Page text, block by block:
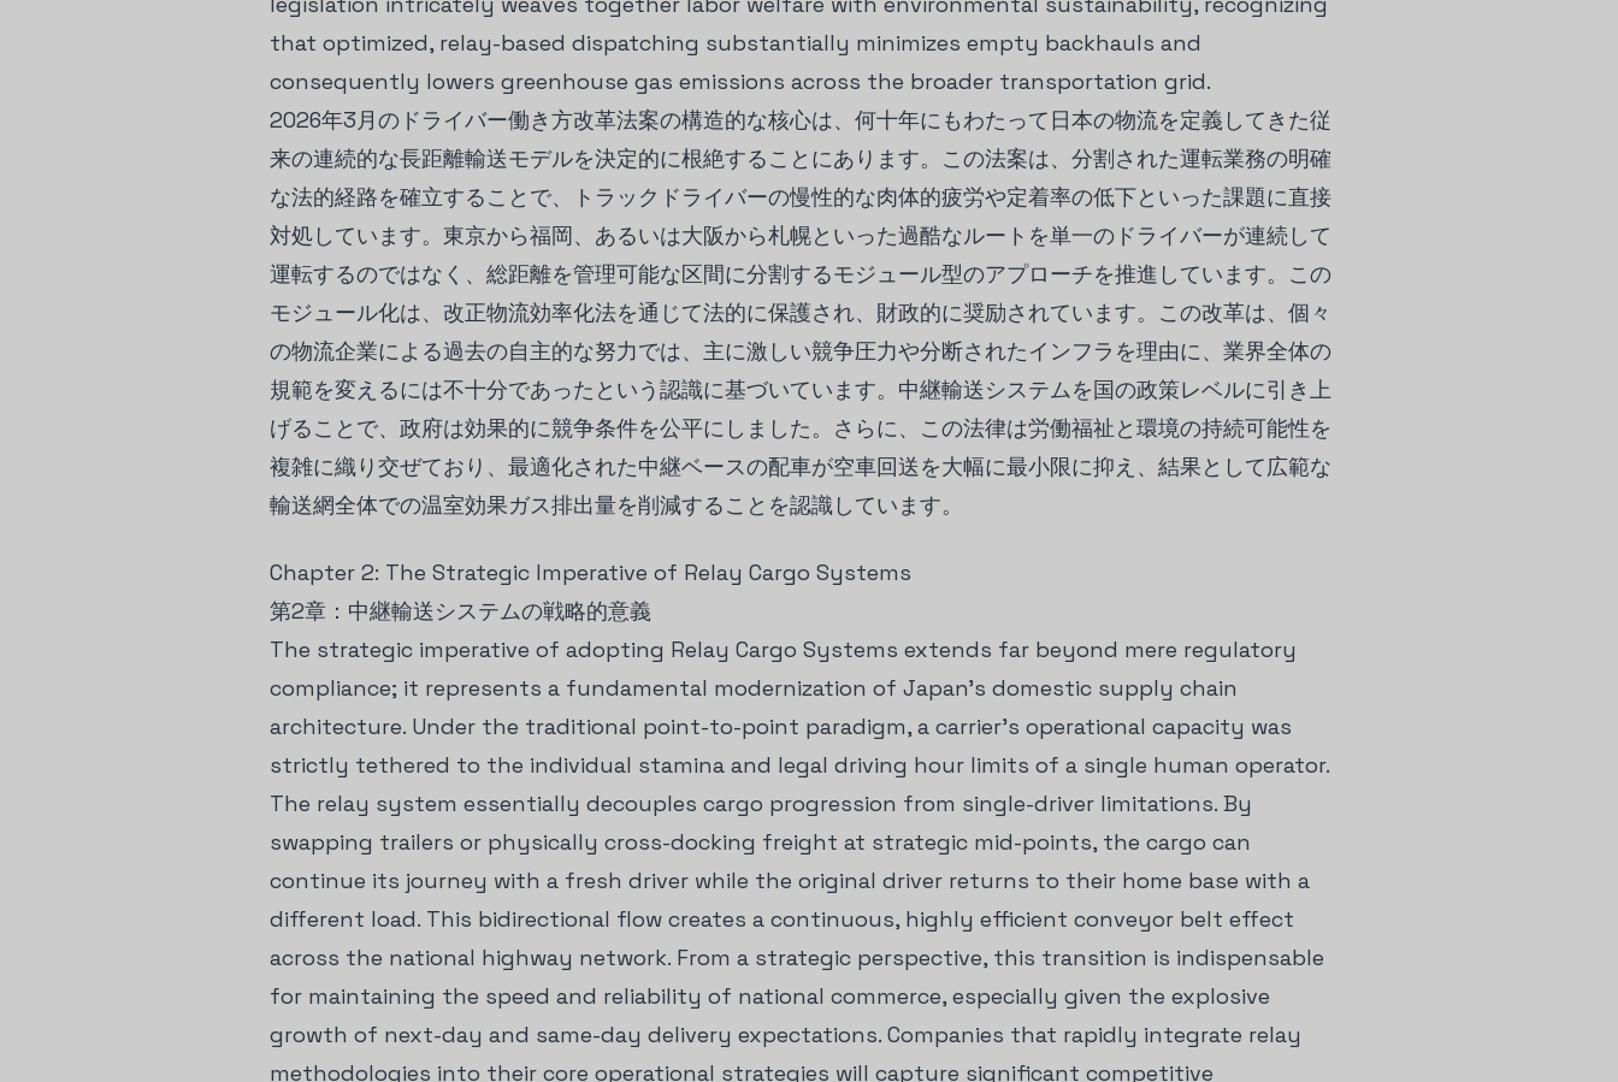
that optimized, relay-based dispatching substantially minimizes empty backhauls and
consequently lowers greenhouse gas emissions across the broader transportation grid.
2026年3月のドライバー働き方改革法案の構造的な核心は、何十年にもわたって日本の物流を定義してきた従
来の連続的な長距離輸送モデルを決定的に根絶することにあります。この法案は、分割された運転業務の明確
な法的経路を確立することで、トラックドライバーの慢性的な肉体的疲労や定着率の低下といった課題に直接
対処しています。東京から福岡、あるいは大阪から札幌といった過酷なルートを単一のドライバーが連続して
運転するのではなく、総距離を管理可能な区間に分割するモジュール型のアプローチを推進しています。この
モジュール化は、改正物流効率化法を通じて法的に保護され、財政的に奨励されています。この改革は、個々
の物流企業による過去の自主的な努力では、主に激しい競争圧力や分断されたインフラを理由に、業界全体の
規範を変えるには不十分であったという認識に基づいています。中継輸送システムを国の政策レベルに引き上
げることで、政府は効果的に競争条件を公平にしました。さらに、この法律は労働福祉と環境の持続可能性を
複雑に織り交ぜており、最適化された中継ベースの配車が空車回送を大幅に最小限に抑え、結果として広範な
輸送網全体での温室効果ガス排出量を削減することを認識しています。
Chapter 2: The Strategic Imperative of Relay Cargo Systems
第2章：中継輸送システムの戦略的意義
The strategic imperative of adopting Relay Cargo Systems extends far beyond mere regulatory
compliance; it represents a fundamental modernization of Japan's domestic supply chain
architecture. Under the traditional point-to-point paradigm, a carrier's operational capacity was
strictly tethered to the individual stamina and legal driving hour limits of a single human operator.
The relay system essentially decouples cargo progression from single-driver limitations. By
swapping trailers or physically cross-docking freight at strategic mid-points, the cargo can
continue its journey with a fresh driver while the original driver returns to their home base with a
different load. This bidirectional flow creates a continuous, highly efficient conveyor belt effect
across the national highway network. From a strategic perspective, this transition is indispensable
for maintaining the speed and reliability of national commerce, especially given the explosive
growth of next-day and same-day delivery expectations. Companies that rapidly integrate relay
methodologies into their core operational strategies will capture significant competitive